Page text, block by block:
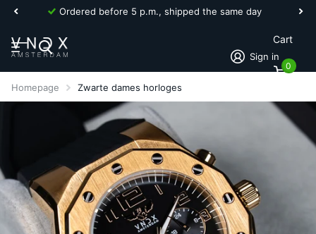
Ordered before 5 p.m., shipped the same day
Sign in
Cart
0
Homepage Zwarte dames horloges